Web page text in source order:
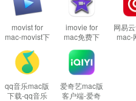
软件特色
中国最好的免费在线音乐流媒体播
身打造的优雅界面，给追求完美的你
movist for
mac-movist下
版
imovie for
mac免费下
mac下载
v10.3.5
网易
mac-
qq音乐mac版
下载-qq音乐
爱奇艺mac版
客户端-爱奇